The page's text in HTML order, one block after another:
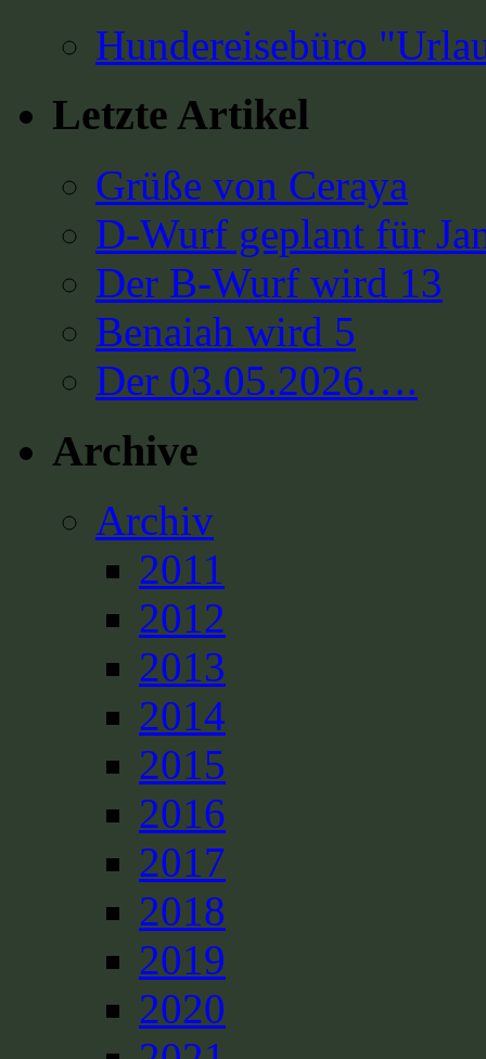
Hundereisebüro
Letzte Artikel
Grüße von Ceraya
D-Wurf geplant für
Der B-Wurf wird 13
Benaiah wird 5
Der 03.05.2026….
Archive
Archiv
2011
2012
2013
2014
2015
2016
2017
2018
2019
2020